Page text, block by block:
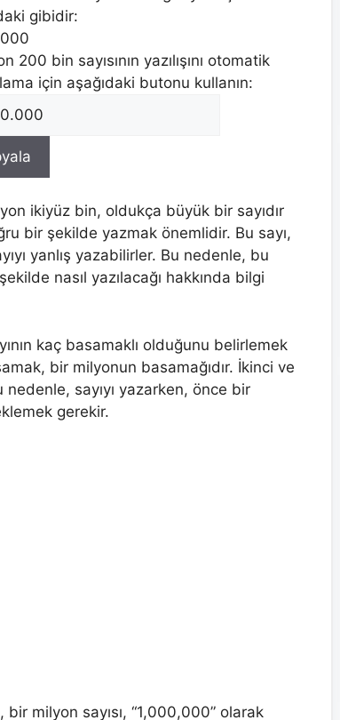
gibidir:
200 bin sayısının yazılışını otomatik
için aşağıdaki butonu kullanın:
ikiyüz bin, oldukça büyük bir sayıdır
bir şekilde yazmak önemlidir. Bu sayı,
yanlış yazabilirler. Bu nedenle, bu
nasıl yazılacağı hakkında bilgi
kaç basamaklı olduğunu belirlemek
bir milyonun basamağıdır. İkinci ve
sayıyı yazarken, önce bir
gerekir.
bir milyon sayısı, “1,000,000” olarak